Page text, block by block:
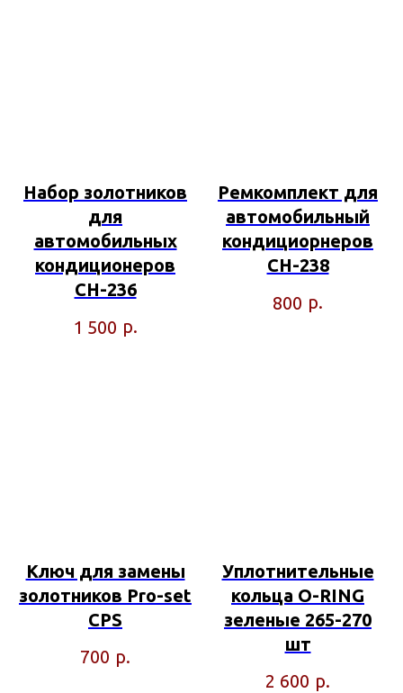
Набор золотников
для
автомобильных
кондиционеров
CH-236
1 500 р.
Ремкомплект для
автомобильный
кондициорнеров
СН-238
800 р.
Ключ для замены
золотников Pro-set
CPS
700 р.
Уплотнительные
кольца O-RING
зеленые 265-270
шт
2 600 р.